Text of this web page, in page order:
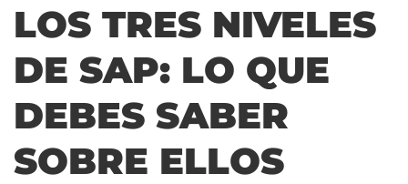
LOS TRES NIVELES
DE SAP: LO QUE
DEBES SABER
SOBRE ELLOS